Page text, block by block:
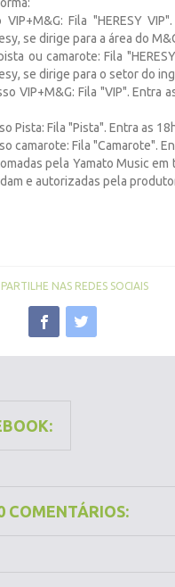
Fila "HERESY
se dirige para a área do
ou camarote: Fila
se dirige para o setor do
VIP+M&G: Fila "VIP". Entra
Pista: Fila "Pista". Entra as
camarote: Fila "Camarote".
pela Yamato Music
e autorizadas pela
NAS REDES SOCIAIS
COMENTÁRIOS: